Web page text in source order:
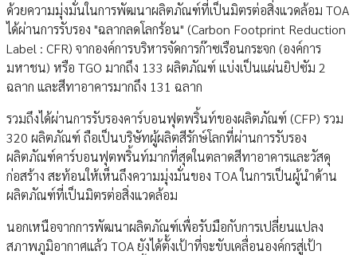
ด้วยความมุ่งมั่นในการพัฒนาผลิตภัณฑ์ที่เป็นมิตรต่อสิ่งแวดล้อม TOA
ได้ผ่านการรับรอง "ฉลากลดโลกร้อน" (Carbon Footprint Reduction
Label : CFR) จากองค์การบริหารจัดการก๊าซเรือนกระจก (องค์การ
มหาชน) หรือ TGO มากถึง 133 ผลิตภัณฑ์ แบ่งเป็นแผ่นยิปซัม 2
ฉลาก และสีทาอาคารมากถึง 131 ฉลาก
รวมถึงได้ผ่านการรับรองคาร์บอนฟุตพริ้นท์ของผลิตภัณฑ์ (CFP) รวม
320 ผลิตภัณฑ์ ถือเป็นบริษัทผู้ผลิตสีรักษ์โลกที่ผ่านการรับรอง
ผลิตภัณฑ์คาร์บอนฟุตพริ้นท์มากที่สุดในตลาดสีทาอาคารและวัสดุ
ก่อสร้าง สะท้อนให้เห็นถึงความมุ่งมั่นของ TOA ในการเป็นผู้นำด้าน
ผลิตภัณฑ์ที่เป็นมิตรต่อสิ่งแวดล้อม
นอกเหนือจากการพัฒนาผลิตภัณฑ์เพื่อรับมือกับการเปลี่ยนแปลง
สภาพภูมิอากาศแล้ว TOA ยังได้ตั้งเป้าที่จะขับเคลื่อนองค์กรสู่เป้า